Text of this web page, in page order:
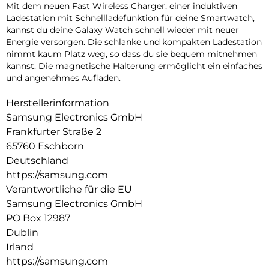
Mit dem neuen Fast Wireless Charger, einer induktiven
Ladestation mit Schnellladefunktion für deine Smartwatch,
kannst du deine Galaxy Watch schnell wieder mit neuer
Energie versorgen. Die schlanke und kompakten Ladestation
nimmt kaum Platz weg, so dass du sie bequem mitnehmen
kannst. Die magnetische Halterung ermöglicht ein einfaches
und angenehmes Aufladen.
Herstellerinformation
Samsung Electronics GmbH
Frankfurter Straße 2
65760 Eschborn
Deutschland
https://samsung.com
Verantwortliche für die EU
Samsung Electronics GmbH
PO Box 12987
Dublin
Irland
https://samsung.com